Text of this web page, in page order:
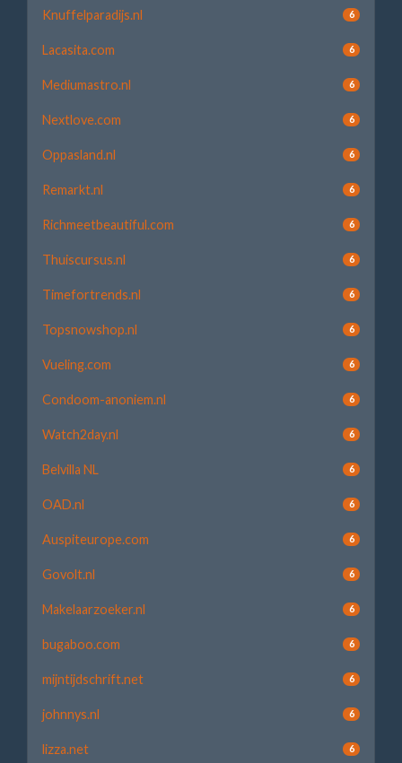
Knuffelparadijs.nl 6
Lacasita.com 6
Mediumastro.nl 6
Nextlove.com 6
Oppasland.nl 6
Remarkt.nl 6
Richmeetbeautiful.com 6
Thuiscursus.nl 6
Timefortrends.nl 6
Topsnowshop.nl 6
Vueling.com 6
Condoom-anoniem.nl 6
Watch2day.nl 6
Belvilla NL 6
OAD.nl 6
Auspiteurope.com 6
Govolt.nl 6
Makelaarzoeker.nl 6
bugaboo.com 6
mijntijdschrift.net 6
johnnys.nl 6
lizza.net 6